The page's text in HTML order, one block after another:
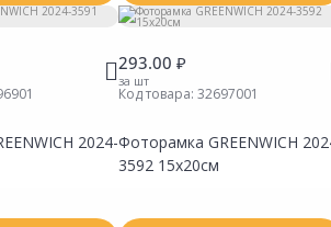
2024-
293.00 ₽
за шт
Код товара: 32697001
Фоторамка GREENWICH
3592 15х20см